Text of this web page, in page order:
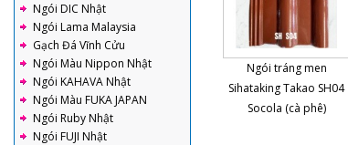
Ngói DIC Nhật
Ngói Lama Malaysia
Gạch Đá Vĩnh Cửu
Ngói Màu Nippon Nhật
Ngói KAHAVA Nhật
Ngói Màu FUKA JAPAN
Ngói Ruby Nhật
Ngói FUJI Nhật
Ngói tráng men
Sihataking Takao SH04
Socola (cà phê)